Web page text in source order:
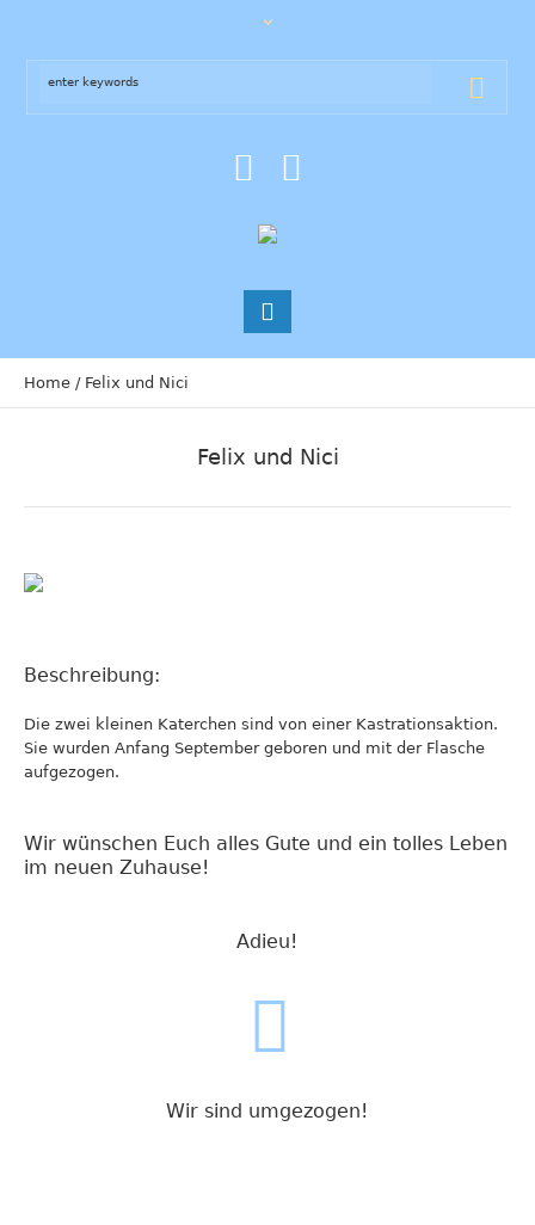
Home / Felix und Nici
Felix und Nici
Beschreibung:
Die zwei kleinen Katerchen sind von einer Kastrationsaktion.
Sie wurden Anfang September geboren und mit der Flasche
aufgezogen.
Wir wünschen Euch alles Gute und ein tolles Leben
im neuen Zuhause!
Adieu!
Wir sind umgezogen!